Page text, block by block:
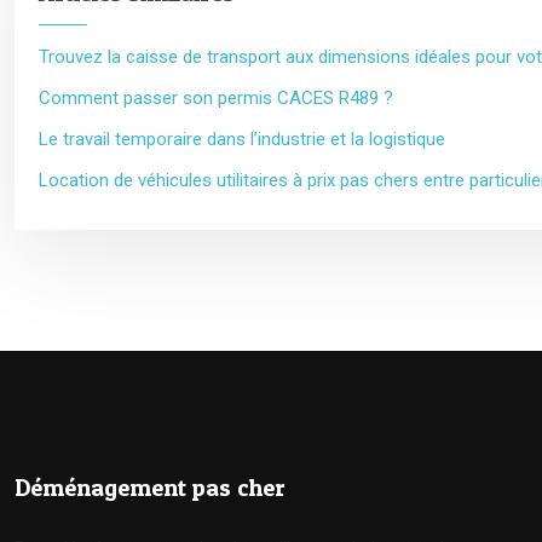
Trouvez la caisse de transport aux dimensions idéales pour
Comment passer son permis CACES R489 ?
Le travail temporaire dans l’industrie et la logistique
Location de véhicules utilitaires à prix pas chers entre
Déménagement pas cher